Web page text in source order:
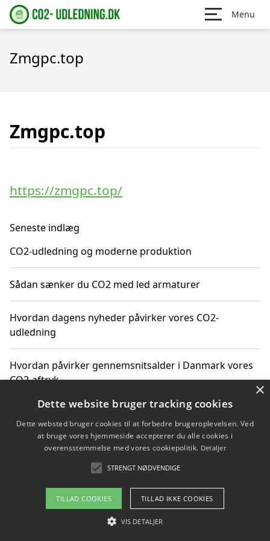
Menu
Zmgpc.top
Zmgpc.top
https://zmgpc.top/
Seneste indlæg
CO2-udledning og moderne produktion
Sådan sænker du CO2 med led armaturer
Hvordan dagens nyheder påvirker vores CO2-
udledning
Hvordan påvirker gennemsnitsalder i Danmark vores
CO2-aftryk
Hvordan nyheder om CO2-udledning påvirker vores
hverdag
Om / kontakt
Blog Betingelser
×
Dette website bruger tracking cookies
Dette websted bruger cookies til at forbedre brugeroplevelsen. Ved
at bruge vores hjemmeside accepterer du alle cookies i
overensstemmelse med vores cookiepolitik. Detaljer
STRENGT NØDVENDIGE
TILLAD COOKIES TILLAD IKKE COOKIES
VIS DETALJER